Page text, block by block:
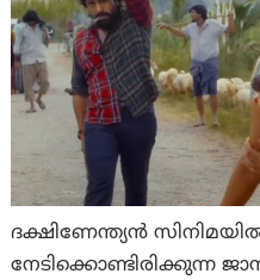
ദക്ഷിണേന്ത്യൻ
നേടിക്കൊണ്ടിരിക്കുന്ന